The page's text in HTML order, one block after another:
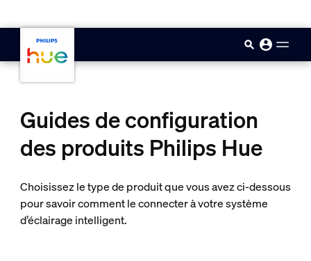
Guides de configuration
des produits Philips Hue
Choisissez le type de produit que vous avez ci-dessous
pour savoir comment le connecter à votre système
d’éclairage intelligent.